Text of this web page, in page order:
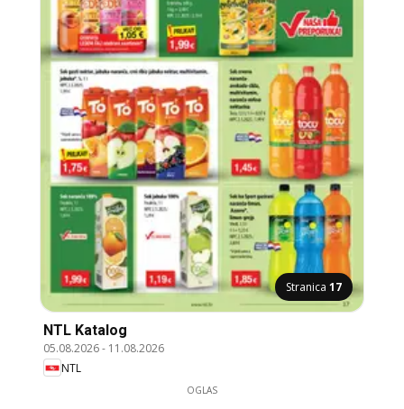
Stranica 17
NTL Katalog
05.08.2026- 11.08.2026
NTL
OGLAS